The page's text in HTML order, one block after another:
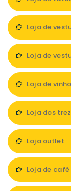
Loja de
Loja de
Loja de
Loja dos
Loja outlet
Loja de café